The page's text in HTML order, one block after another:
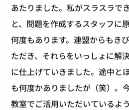
あたりました。私がスラスラで
と、問題を作成するスタッフに
何度もあります。連盟からもき
ただき、それらをいっしょに解
に仕上げていきました。途中と
も何度かありましたが（笑）。
教室でご活用いただいているよう